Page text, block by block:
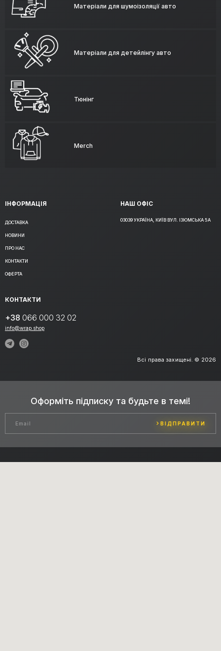
Матеріали для шумоізоляції авто
Матеріали для детейлінгу авто
Тюнінг
Merch
ІНФОРМАЦІЯ
ДОСТАВКА
НОВИНИ
ПРО НАС
КОНТАКТИ
ОФЕРТА
НАШ ОФІС
03039 УКРАЇНА, КИЇВ ВУЛ. ІЗЮМСЬКА 5А
КОНТАКТИ
+38 066 000 32 02
info@wrap.shop
Всі права захищені. © 2026
Оформіть підписку та будьте в темі!
ВІДПРАВИТИ